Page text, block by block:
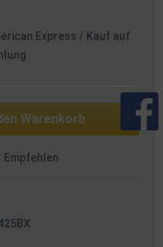
Express / Kauf auf
Warenkorb
Empfehlen